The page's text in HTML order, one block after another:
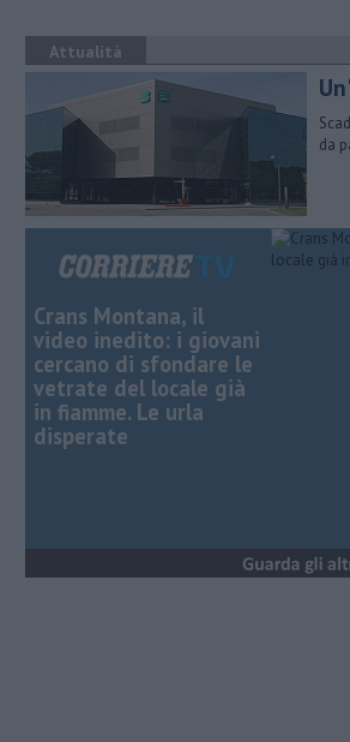
Attualità
da
Crans Montana, il
video inedito: i giovani
cercano di sfondare le
vetrate del locale già
in fiamme. Le urla
disperate